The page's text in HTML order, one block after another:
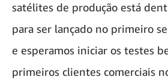
satélites de produção está
para ser lançado no primeiro
e esperamos iniciar os testes
primeiros clientes comerciais